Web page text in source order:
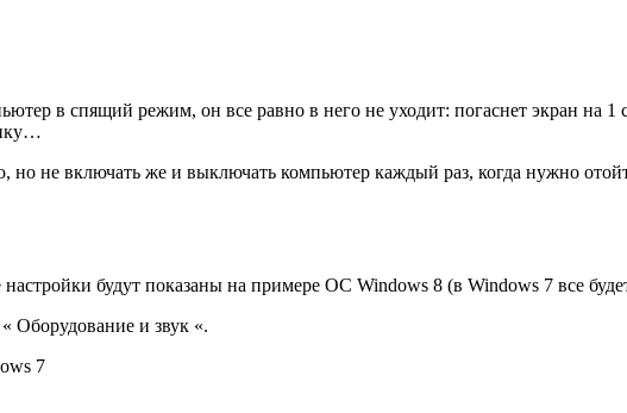
в спящий режим, он все равно в него не уходит: погаснет экран на
не включать же и выключать компьютер каждый раз, когда нужно
будут показаны на примере ОС Windows 8 (в Windows 7 все
Оборудование и звук «.